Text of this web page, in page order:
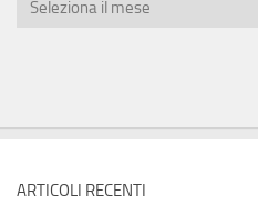
ARTICOLI RECENTI